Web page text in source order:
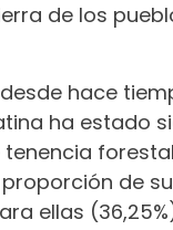
de los
hace
ha estado
de
ellas